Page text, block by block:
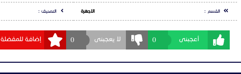
✔️ دعم شبكات Wi-Fi بسرعة 2.4 جيجاهرتز و5 جيجاهرتز (802.11 a/b/g/n/ac)
القسم : الاجهزة التصنيف :
أعجبنى 0 لا يعجبنى 0 إضافة للمفضلة